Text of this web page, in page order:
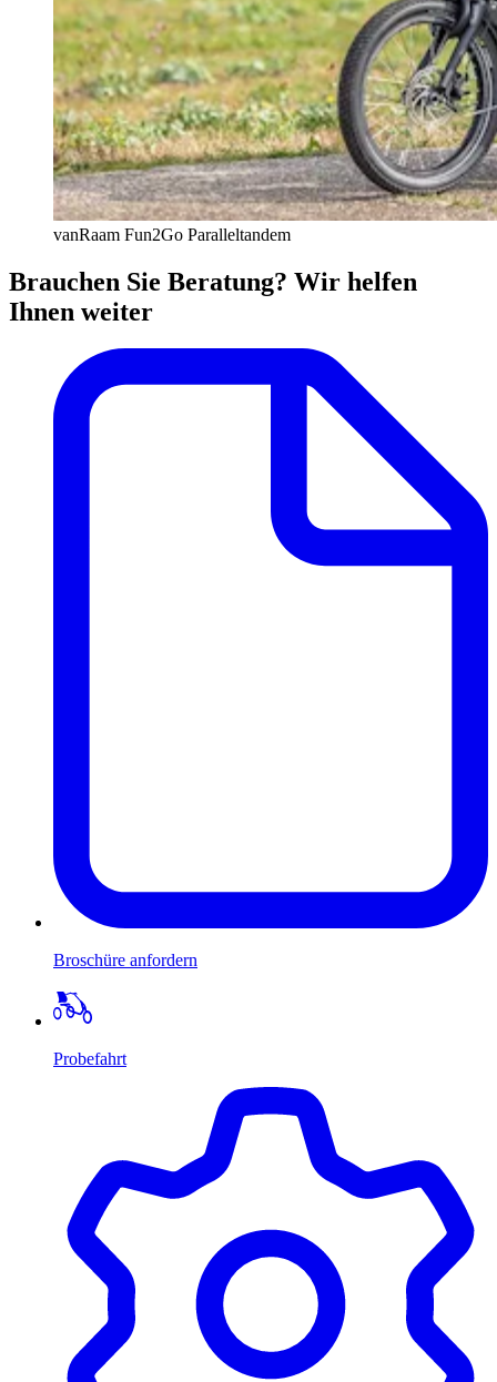
vanRaam Fun2Go Paralleltandem
Brauchen Sie Beratung? Wir helfen
Ihnen weiter
Broschüre anfordern
Probefahrt